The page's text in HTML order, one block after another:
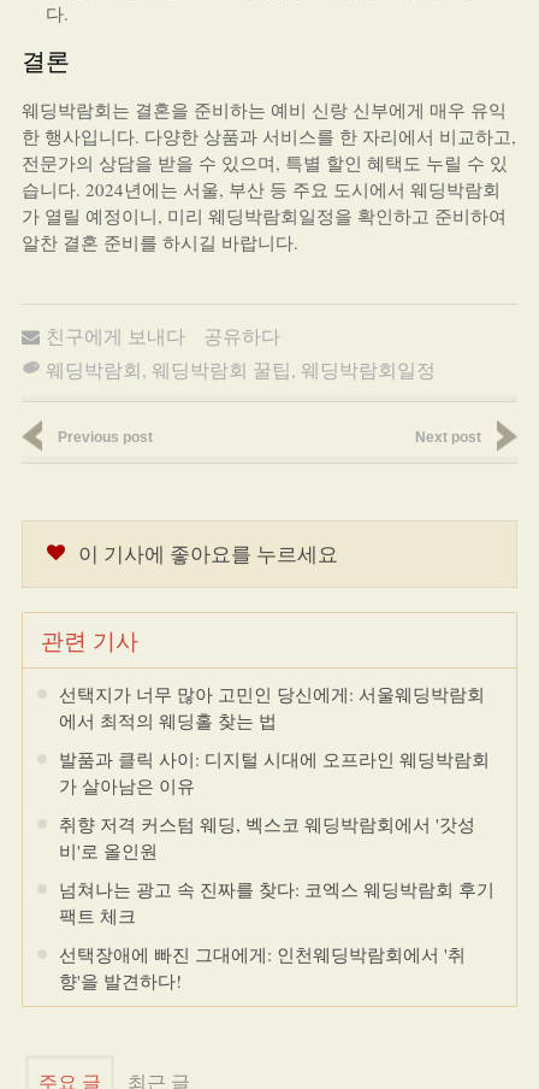
다.
결론
웨딩박람회는 결혼을 준비하는 예비 신랑 신부에게 매우 유익
한 행사입니다. 다양한 상품과 서비스를 한 자리에서 비교하고,
전문가의 상담을 받을 수 있으며, 특별 할인 혜택도 누릴 수 있
습니다. 2024년에는 서울, 부산 등 주요 도시에서 웨딩박람회
가 열릴 예정이니, 미리 웨딩박람회일정을 확인하고 준비하여
알찬 결혼 준비를 하시길 바랍니다.
친구에게 보내다
공유하다
웨딩박람회, 웨딩박람회 꿀팁, 웨딩박람회일정
Previous post Next post
이 기사에 좋아요를 누르세요
관련 기사
선택지가 너무 많아 고민인 당신에게: 서울웨딩박람회
에서 최적의 웨딩홀 찾는 법
발품과 클릭 사이: 디지털 시대에 오프라인 웨딩박람회
가 살아남은 이유
취향 저격 커스텀 웨딩, 벡스코 웨딩박람회에서 '갓성
비'로 올인원
넘쳐나는 광고 속 진짜를 찾다: 코엑스 웨딩박람회 후기
팩트 체크
선택장애에 빠진 그대에게: 인천웨딩박람회에서 '취
향'을 발견하다!
주요 글 최근 글